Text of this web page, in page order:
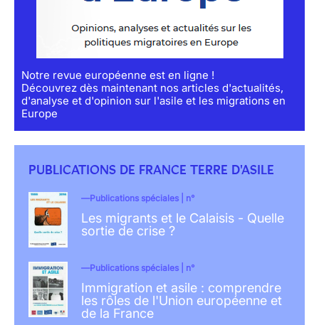
Notre revue européenne est en ligne !
Découvrez dès maintenant nos articles d'actualités,
d'analyse et d'opinion sur l'asile et les migrations en
Europe
PUBLICATIONS DE FRANCE TERRE D'ASILE
Publications spéciales | n°
Les migrants et le Calaisis - Quelle
sortie de crise ?
Publications spéciales | n°
Immigration et asile : comprendre
les rôles de l'Union européenne et
de la France